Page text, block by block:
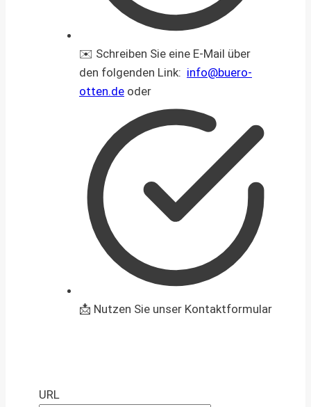
✉️ Schreiben Sie eine E-Mail über
den folgenden Link: info@buero-
otten.de oder
📩 Nutzen Sie unser Kontaktformular
URL